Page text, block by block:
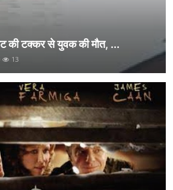
की टक्कर से युवक की मौत, ...
13